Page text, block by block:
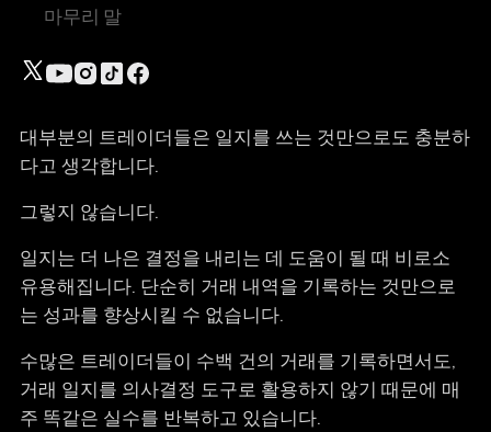
대부분의 트레이더들은 일지를 쓰는 것만으로도 충분하
다고 생각합니다.
그렇지 않습니다.
일지는 더 나은 결정을 내리는 데 도움이 될 때 비로소
유용해집니다. 단순히 거래 내역을 기록하는 것만으로
는 성과를 향상시킬 수 없습니다.
수많은 트레이더들이 수백 건의 거래를 기록하면서도,
거래 일지를 의사결정 도구로 활용하지 않기 때문에 매
주 똑같은 실수를 반복하고 있습니다.
마무리 말